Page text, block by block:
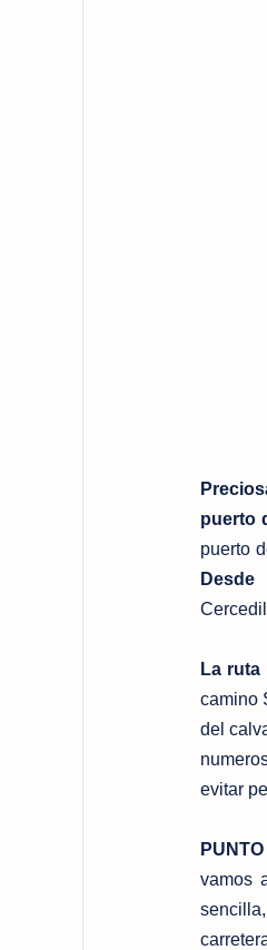
puerto
puerto
La
camino
del
evitar
vamos